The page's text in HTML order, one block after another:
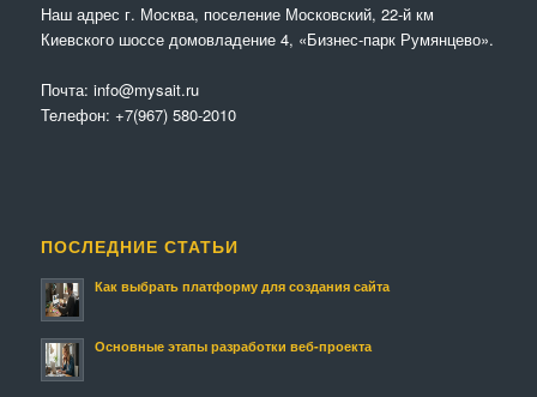
Наш адрес г. Москва, поселение Московский, 22-й км
Киевского шоссе домовладение 4, «Бизнес-парк Румянцево».
Почта: info@mysait.ru
Телефон: +7(967) 580-2010
ПОСЛЕДНИЕ СТАТЬИ
Как выбрать платформу для создания сайта
Основные этапы разработки веб-проекта